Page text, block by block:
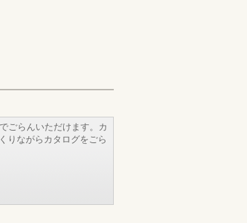
ごらんいただけます。カ
りながらカタログをごら